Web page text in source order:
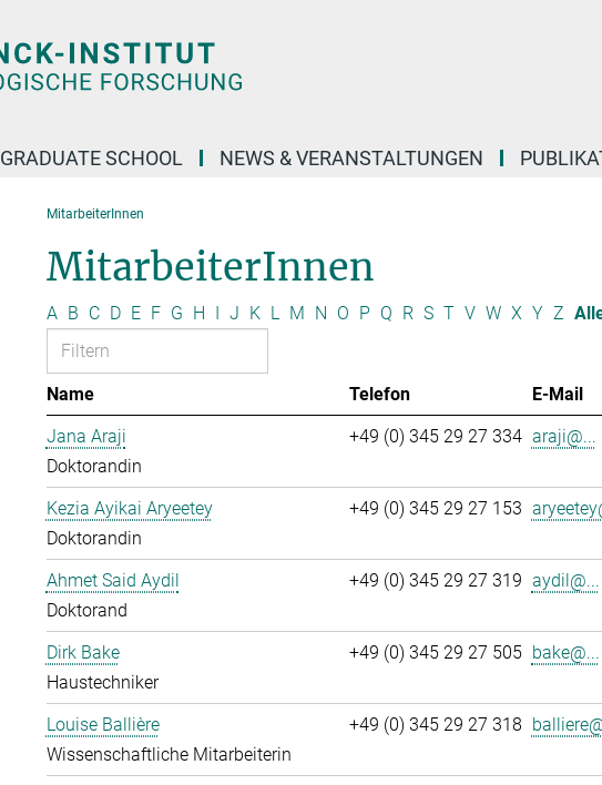
GRADUATE SCHOOL NEWS & VERANSTALTUNGEN
MitarbeiterInnen
MitarbeiterInnen
A B C D E F G H I J K L M N O P Q R S T V W X Y Z
Name Telefon
E-Mail
Jana Araji
Doktorandin
+49 (0) 345 29 27 334 araji@...
Kezia Ayikai Aryeetey
Doktorandin
+49 (0) 345 29 27 153
Ahmet Said Aydil
Doktorand
+49 (0) 345 29 27 319 aydil@...
Dirk Bake
Haustechniker
+49 (0) 345 29 27 505 bake@...
Louise Ballière
Wissenschaftliche Mitarbeiterin
+49 (0) 345 29 27 318